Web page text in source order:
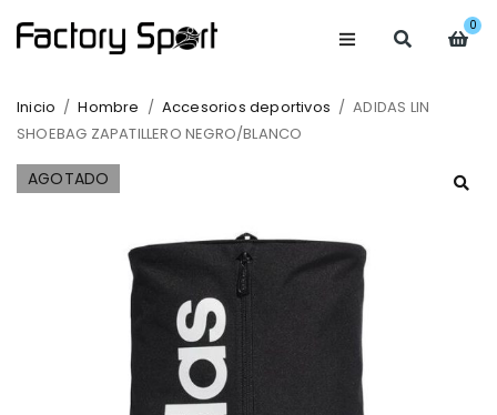
0
Inicio / Hombre / Accesorios deportivos / ADIDAS LIN
SHOEBAG ZAPATILLERO NEGRO/BLANCO
AGOTADO